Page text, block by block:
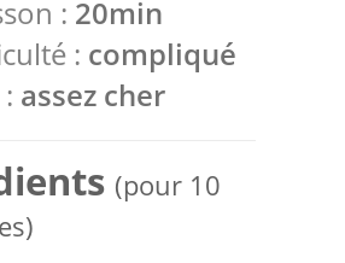
: 20min
: compliqué
assez cher
(pour 10